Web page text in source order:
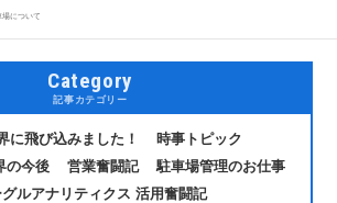
について
Category
記事カテゴリー
に飛び込みました！
時事トピック
の今後
営業奮闘記
駐車場管理のお仕事
グルアナリティクス 活用奮闘記